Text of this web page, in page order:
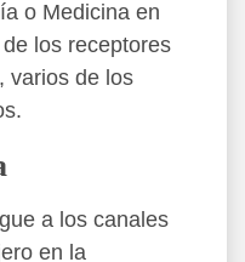
o Medicina en
los receptores
varios de los
a los canales
en la